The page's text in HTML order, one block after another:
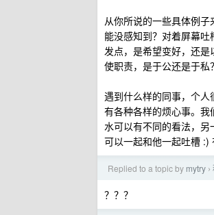
从你所说的一些具体例
能没感知到？对着屏幕
发点，是希望变好，还
使职责，是于公还是于私？
遇到什么样的同事，个
有各种各样的烦心事。
水可以有不同的看法，
可以一起和他一起吐槽 :)
Replied to a topic by mytry ›
？？？